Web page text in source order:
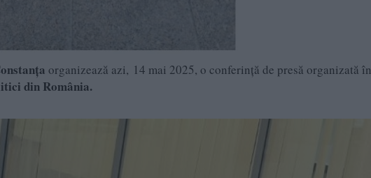
organizează azi, 14 mai 2025, o conferință de presă organizată în
din România.